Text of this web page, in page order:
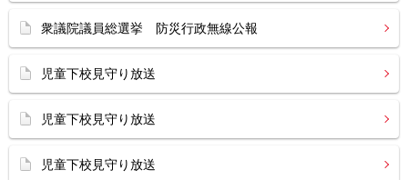
衆議院議員総選挙 防災行政無線公報
児童下校見守り放送
児童下校見守り放送
児童下校見守り放送